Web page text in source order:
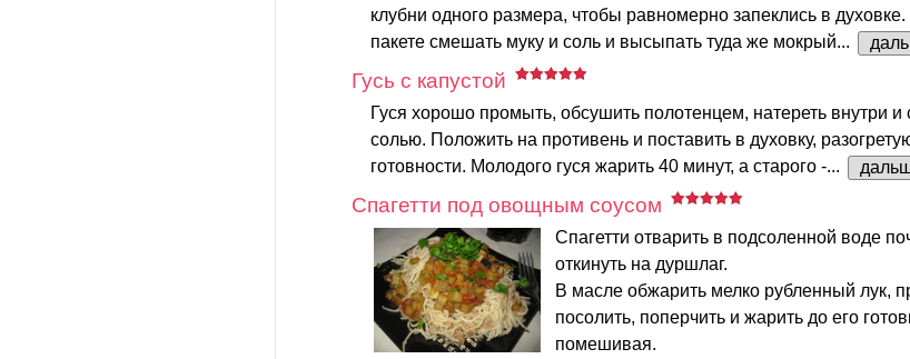
клубни одного размера, чтобы равномерно запеклись в
пакете смешать муку и соль и высыпать туда же мокрый...
Гусь с капустой
Гуся хорошо промыть, обсушить полотенцем, натереть внутри
солью. Положить на противень и поставить в духовку,
готовности. Молодого гуся жарить 40 минут, а старого -...
Спагетти под овощным соусом
Спагетти отварить в подсоленной воде
откинуть на дуршлаг.
В масле обжарить мелко рубленный лук,
посолить, поперчить и жарить до его
помешивая.